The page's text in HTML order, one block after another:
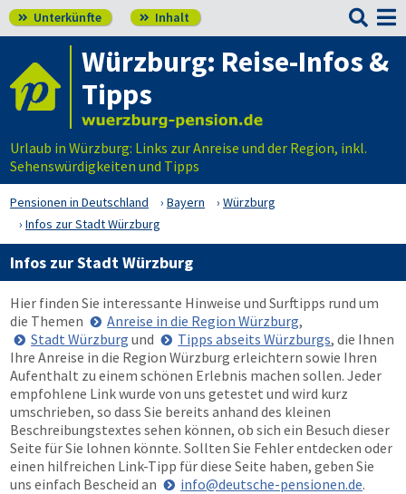
 Unterkünfte  Inhalt 
Würzburg: Reise-Infos &
Tipps
Urlaub in Würzburg: Links zur Anreise und der Region, inkl.
Sehenswürdigkeiten und Tipps
Pensionen in Deutschland Bayern
Würzburg
Infos zur Stadt Würzburg
Infos zur Stadt Würzburg
Hier finden Sie interessante Hinweise und Surftipps rund um
die Themen
Anreise in die Region Würzburg,
Stadt Würzburg und Tipps abseits Würzburgs, die Ihnen
Ihre Anreise in die Region Würzburg erleichtern sowie Ihren
Aufenthalt zu einem schönen Erlebnis machen sollen. Jeder
empfohlene Link wurde von uns getestet und wird kurz
umschrieben, so dass Sie bereits anhand des kleinen
Beschreibungstextes sehen können, ob sich ein Besuch dieser
Seite für Sie lohnen könnte. Sollten Sie Fehler entdecken oder
einen hilfreichen Link-Tipp für diese Seite haben, geben Sie
uns einfach Bescheid an
info@deutsche-pensionen.de.